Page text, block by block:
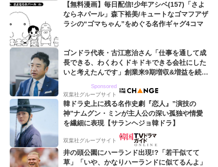
【無料漫画】毎日配信!少年アシベ(157)「さよ
ならネパール」森下裕美/キュートなゴマフアザ
ラシの“ゴマちゃん”をめぐる名作ギャグ4コマ
ゴンドラ代表・古江恵治さん「仕事を通して成
長できる、わくわくドキドキできる会社にした
いと考えたんです」創業来9期増収&増益を続け
Sponsored
双葉社グループサイト
韓ドラ史上に残る名作史劇『恋人』”演技の
神”ナムグン・ミンが主人公の深い孤独や情愛
を繊細に表現【サランヘジョ韓ドラ】
双葉社グループサイト
井の頭公園にハーランド出現!?「若干似てて
草」「いや、かなりハーランドに似てるんよ」